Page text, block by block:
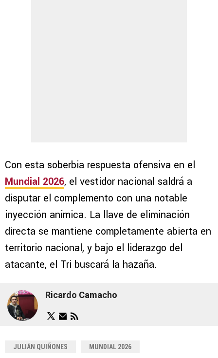
Con esta soberbia respuesta ofensiva en el
Mundial 2026, el vestidor nacional saldrá a
disputar el complemento con una notable
inyección anímica. La llave de eliminación
directa se mantiene completamente abierta en
territorio nacional, y bajo el liderazgo del
atacante, el Tri buscará la hazaña.
Ricardo Camacho
JULIÁN QUIÑONES MUNDIAL 2026